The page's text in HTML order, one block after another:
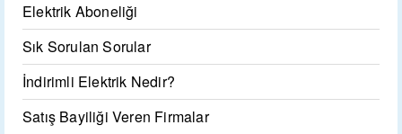
Elektrik Aboneliği
Sık Sorulan Sorular
İndirimli Elektrik Nedir?
Satış Bayiliği Veren Firmalar